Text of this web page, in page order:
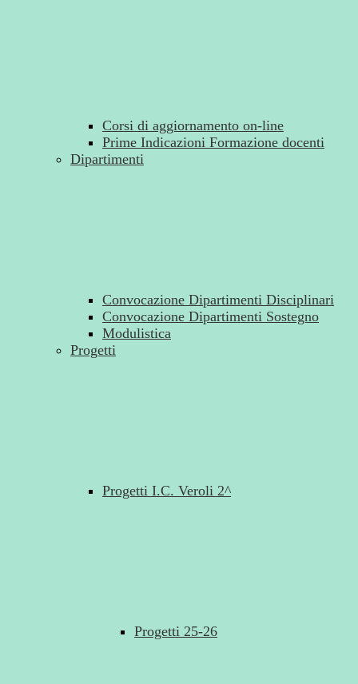
Corsi di aggiornamento on-line
Prime Indicazioni Formazione docenti
Dipartimenti
Convocazione Dipartimenti Disciplinari
Convocazione Dipartimenti Sostegno
Modulistica
Progetti
Progetti I.C. Veroli 2^
Progetti 25-26